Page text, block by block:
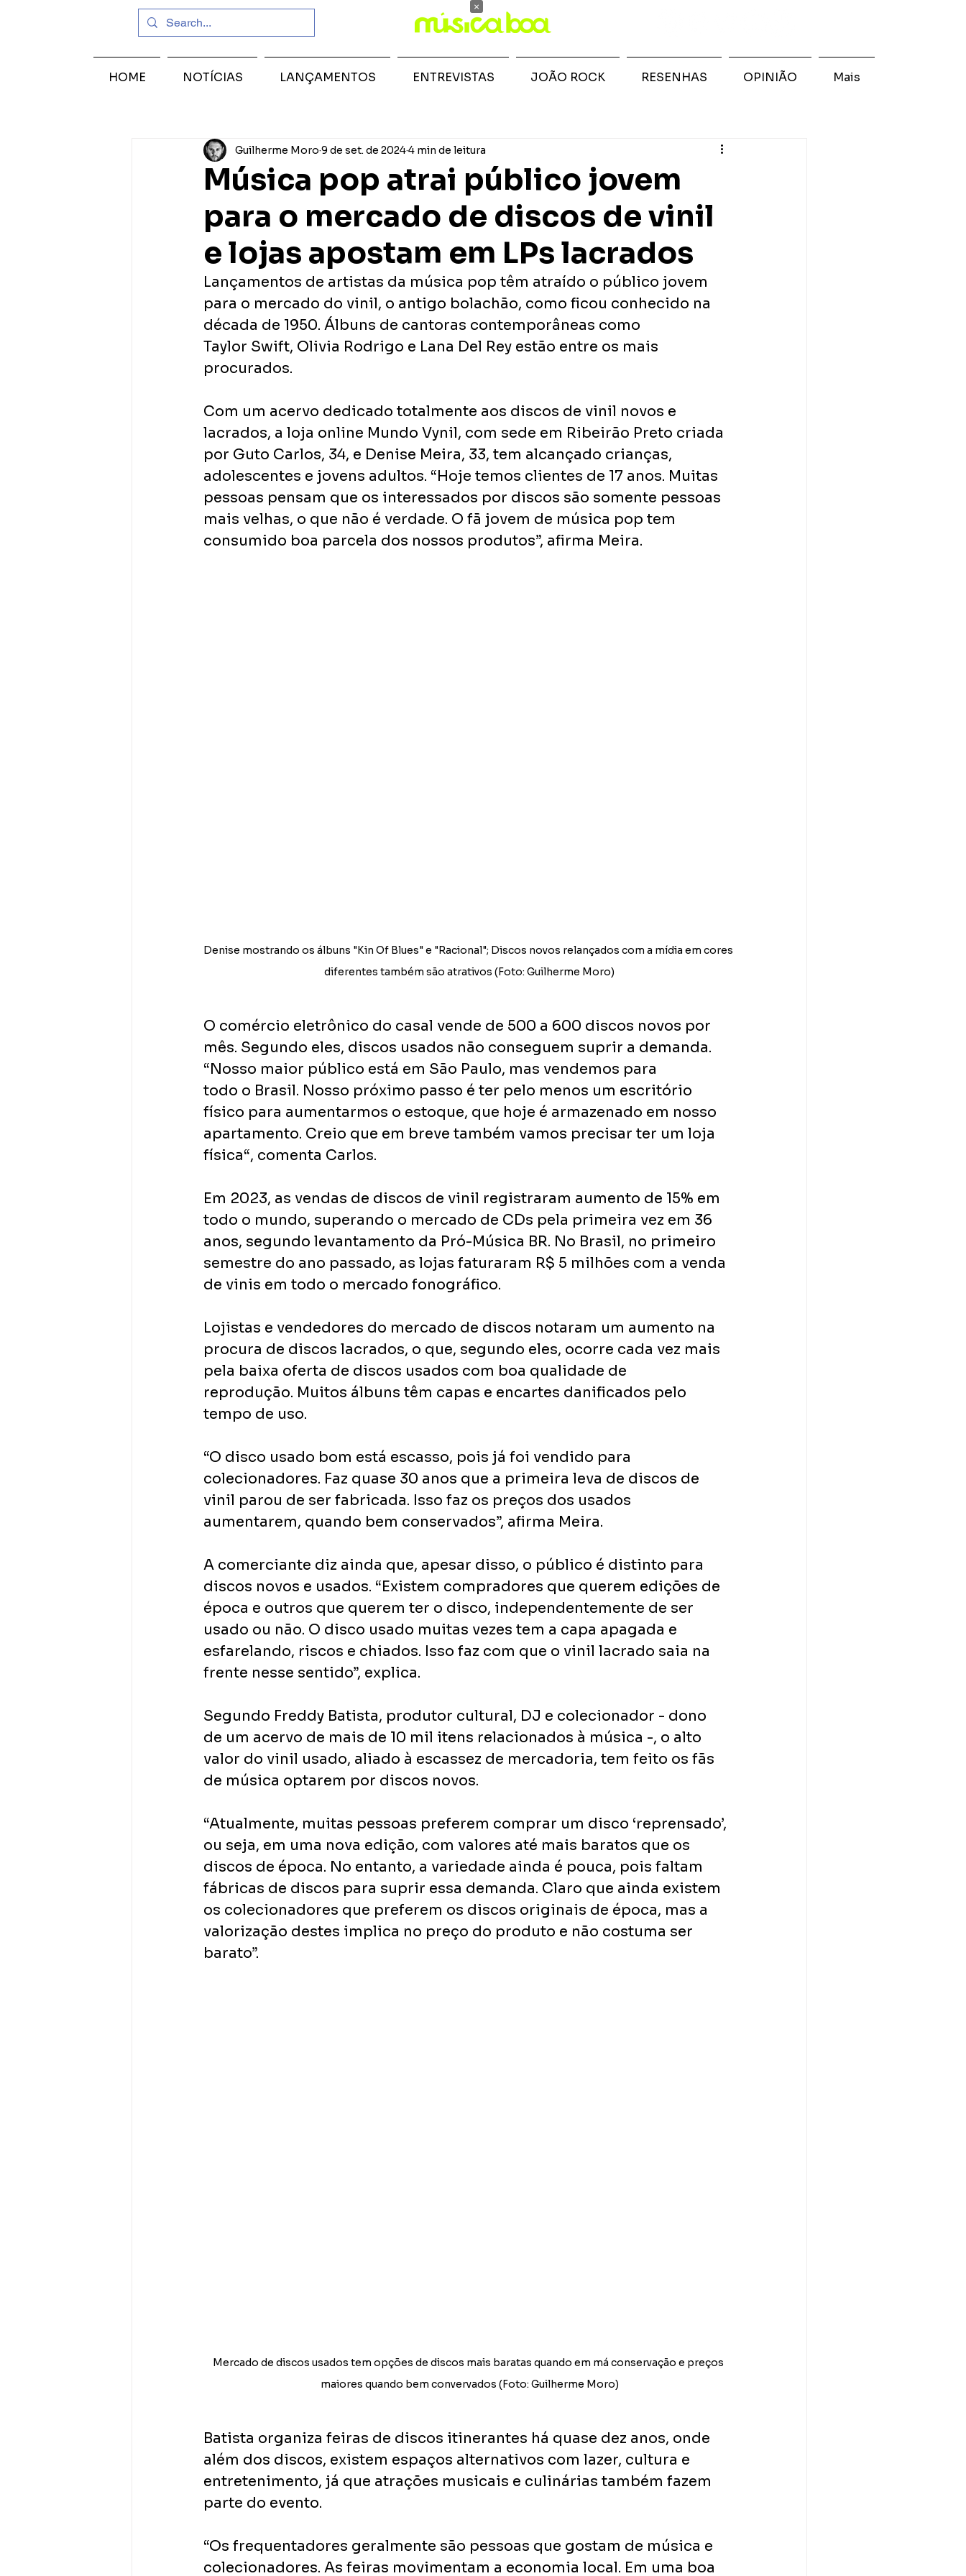
Música pop atrai público jovem
para o mercado de discos de vinil
e lojas apostam em LPs lacrados
Guilherme Moro 9 de set. de 20244 min de leitura
Lançamentos de artistas da música pop têm atraído o público jovem
para o mercado do vinil, o antigo bolachão, como ficou conhecido na
década de 1950. Álbuns de cantoras contemporâneas como
Taylor Swift, Olivia Rodrigo e Lana Del Rey estão entre os mais
procurados.
Com um acervo dedicado totalmente aos discos de vinil novos e
lacrados, a loja online Mundo Vynil, com sede em Ribeirão Preto criada
por Guto Carlos, 34, e Denise Meira, 33, tem alcançado crianças,
adolescentes e jovens adultos. “Hoje temos clientes de 17 anos. Muitas
pessoas pensam que os interessados por discos são somente pessoas
mais velhas, o que não é verdade. O fã jovem de música pop tem
consumido boa parcela dos nossos produtos”, afirma Meira.
Denise mostrando os álbuns "Kin Of Blues" e "Racional"; Discos novos relançados com a mídia em cores
diferentes também são atrativos (Foto: Guilherme Moro)
O comércio eletrônico do casal vende de 500 a 600 discos novos por
mês. Segundo eles, discos usados não conseguem suprir a demanda.
“Nosso maior público está em São Paulo, mas vendemos para
todo o Brasil. Nosso próximo passo é ter pelo menos um escritório
físico para aumentarmos o estoque, que hoje é armazenado em nosso
apartamento. Creio que em breve também vamos precisar ter um loja
física“, comenta Carlos.
Em 2023, as vendas de discos de vinil registraram aumento de 15% em
todo o mundo, superando o mercado de CDs pela primeira vez em 36
anos, segundo levantamento da Pró-Música BR. No Brasil, no primeiro
semestre do ano passado, as lojas faturaram R$ 5 milhões com a venda
de vinis em todo o mercado fonográfico.
Lojistas e vendedores do mercado de discos notaram um aumento na
procura de discos lacrados, o que, segundo eles, ocorre cada vez mais
pela baixa oferta de discos usados com boa qualidade de
reprodução. Muitos álbuns têm capas e encartes danificados pelo
tempo de uso.
“O disco usado bom está escasso, pois já foi vendido para
colecionadores. Faz quase 30 anos que a primeira leva de discos de
vinil parou de ser fabricada. Isso faz os preços dos usados
aumentarem, quando bem conservados”, afirma Meira.
A comerciante diz ainda que, apesar disso, o público é distinto para
discos novos e usados. “Existem compradores que querem edições de
época e outros que querem ter o disco, independentemente de ser
usado ou não. O disco usado muitas vezes tem a capa apagada e
esfarelando, riscos e chiados. Isso faz com que o vinil lacrado saia na
frente nesse sentido”, explica.
Segundo Freddy Batista, produtor cultural, DJ e colecionador - dono
de um acervo de mais de 10 mil itens relacionados à música -, o alto
valor do vinil usado, aliado à escassez de mercadoria, tem feito os fãs
de música optarem por discos novos.
“Atualmente, muitas pessoas preferem comprar um disco ‘reprensado’,
ou seja, em uma nova edição, com valores até mais baratos que os
discos de época. No entanto, a variedade ainda é pouca, pois faltam
fábricas de discos para suprir essa demanda. Claro que ainda existem
os colecionadores que preferem os discos originais de época, mas a
valorização destes implica no preço do produto e não costuma ser
barato”.
Mercado de discos usados tem opções de discos mais baratas quando em má conservação e preços
maiores quando bem convervados (Foto: Guilherme Moro)
Batista organiza feiras de discos itinerantes há quase dez anos, onde
além dos discos, existem espaços alternativos com lazer, cultura e
entretenimento, já que atrações musicais e culinárias também fazem
parte do evento.
“Os frequentadores geralmente são pessoas que gostam de música e
colecionadores. As feiras movimentam a economia local. Em uma boa
HOME NOTÍCIAS LANÇAMENTOS ENTREVISTAS JOÃO ROCK RESENHAS OPINIÃO Mais
×